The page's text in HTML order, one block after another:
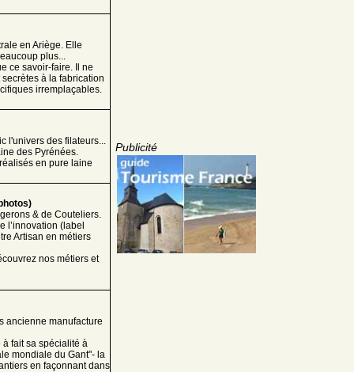
Publicité
en Ariège. Elle
plus...
ce savoir-faire. Il ne
à la fabrication
irremplaçables.
l'univers des filateurs...
des Pyrénées.
en pure laine
& de Couteliers.
l’innovation (label
Artisan en métiers
nos métiers et
ancienne manufacture
fait sa spécialité à
mondiale du Gant"- la
en façonnant dans